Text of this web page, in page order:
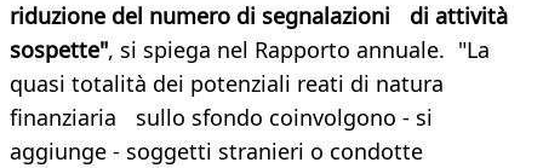
riduzione del numero di segnalazioni di attività
sospette", si spiega nel Rapporto annuale. "La
quasi totalità dei potenziali reati di natura
finanziaria sullo sfondo coinvolgono - si
aggiunge - soggetti stranieri o condotte